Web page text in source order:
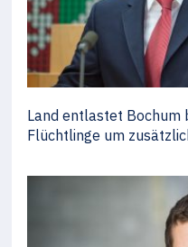
Land entlastet Bochum
Flüchtlinge um